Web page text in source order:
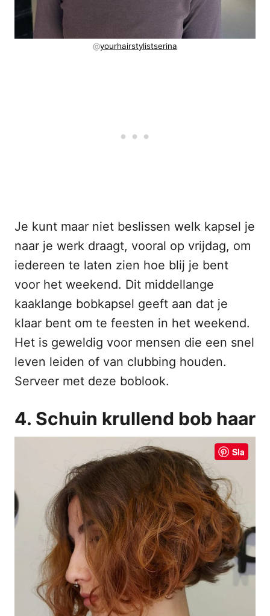
@yourhairstylistserina
Je kunt maar niet beslissen welk kapsel je
naar je werk draagt, vooral op vrijdag, om
iedereen te laten zien hoe blij je bent
voor het weekend. Dit middellange
kaaklange bobkapsel geeft aan dat je
klaar bent om te feesten in het weekend.
Het is geweldig voor mensen die een snel
leven leiden of van clubbing houden.
Serveer met deze boblook.
4. Schuin krullend bob haar
Sla